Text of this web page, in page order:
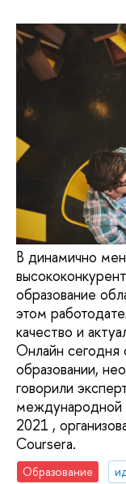
В динамично
образование
этом
качество и
Онлайн сегодня
образовании,
говорили
международной
2021 ,
Coursera.
Образование